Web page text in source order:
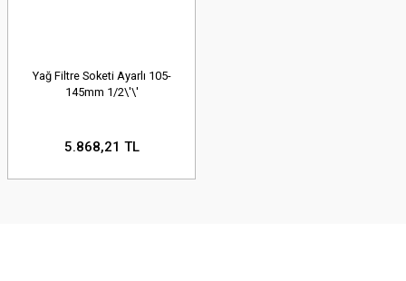
Yağ Filtre Soketi Ayarlı 105-
145mm 1/2\'\'
5.868,21 TL